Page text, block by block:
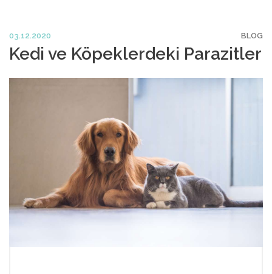
03.12.2020 BLOG
Kedi ve Köpeklerdeki Parazitler